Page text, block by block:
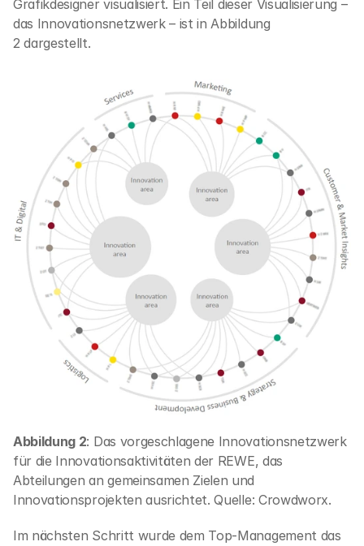
Grafikdesigner visualisiert. Ein Teil dieser Visualisierung –
das Innovationsnetzwerk – ist in Abbildung
2 dargestellt.
Abbildung 2: Das vorgeschlagene Innovationsnetzwerk
für die Innovationsaktivitäten der REWE, das
Abteilungen an gemeinsamen Zielen und
Innovationsprojekten ausrichtet. Quelle: Crowdworx.
Im nächsten Schritt wurde dem Top-Management das